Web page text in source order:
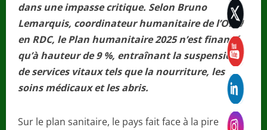
dans une impasse critique. Selon Bruno
Lemarquis, coordinateur humanitaire de l’ONU
en RDC, le Plan humanitaire 2025 n’est financé
qu’à hauteur de 9 %, entraînant la suspension
de services vitaux tels que la nourriture, les
soins médicaux et les abris.
Sur le plan sanitaire, le pays fait face à la pire